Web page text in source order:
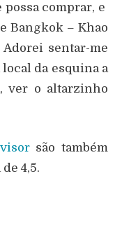
comprar, e
Bangkok – Khao
sentar-me
da esquina a
ver o altarzinho
são também
4,5.